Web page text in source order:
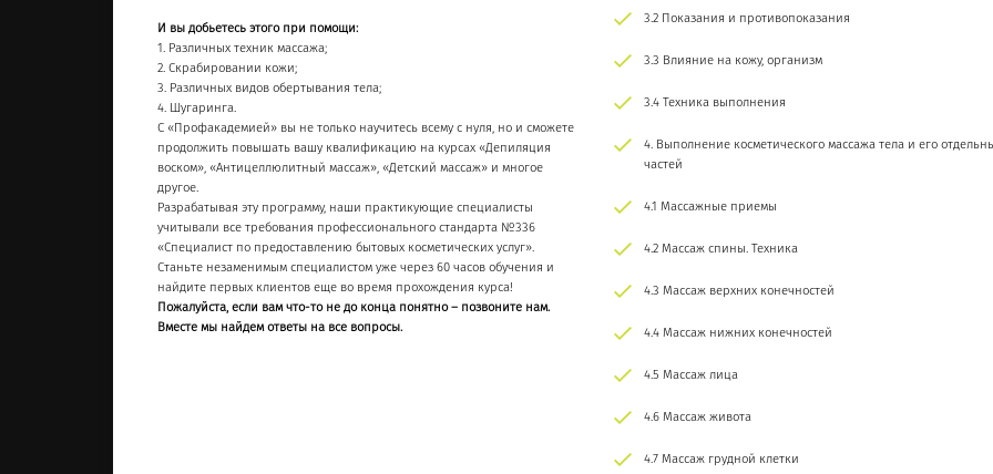
И вы добьетесь этого при помощи:
1. Различных техник массажа;
2. Скрабировании кожи;
3. Различных видов обертывания тела;
4. Шугаринга.
С «Профакадемией» вы не только научитесь всему с нуля, но и сможете
продолжить повышать вашу квалификацию на курсах «Депиляция
воском», «Антицеллюлитный массаж», «Детский массаж» и многое
другое.
Разрабатывая эту программу, наши практикующие специалисты
учитывали все требования профессионального стандарта №336
«Специалист по предоставлению бытовых косметических услуг».
Станьте незаменимым специалистом уже через 60 часов обучения и
найдите первых клиентов еще во время прохождения курса!
Пожалуйста, если вам что-то не до конца понятно – позвоните нам.
Вместе мы найдем ответы на все вопросы.
3.2 Показания и противопоказания
3.3 Влияние на кожу, организм
3.4 Техника выполнения
4. Выполнение косметического массажа тела и его
частей
4.1 Массажные приемы
4.2 Массаж спины. Техника
4.3 Массаж верхних конечностей
4.4 Массаж нижних конечностей
4.5 Массаж лица
4.6 Массаж живота
4.7 Массаж грудной клетки